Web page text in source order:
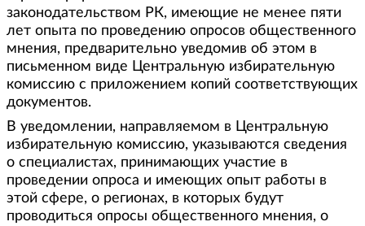
законодательством РК, имеющие не менее пяти
лет опыта по проведению опросов общественного
мнения, предварительно уведомив об этом в
письменном виде Центральную избирательную
комиссию с приложением копий соответствующих
документов.
В уведомлении, направляемом в Центральную
избирательную комиссию, указываются сведения
о специалистах, принимающих участие в
проведении опроса и имеющих опыт работы в
этой сфере, о регионах, в которых будут
проводиться опросы общественного мнения, о